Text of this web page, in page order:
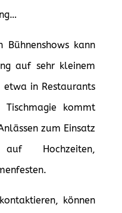
Bühnenshows kann
auf sehr kleinem
in Restaurants
kommt
zum Einsatz
Hochzeiten,
können